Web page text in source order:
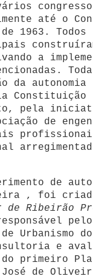
até o
1963. Todos
a
da
Constituição
pela
de
de
, foi
de Ribeirão
de Urbanismo
e
do primeiro
de